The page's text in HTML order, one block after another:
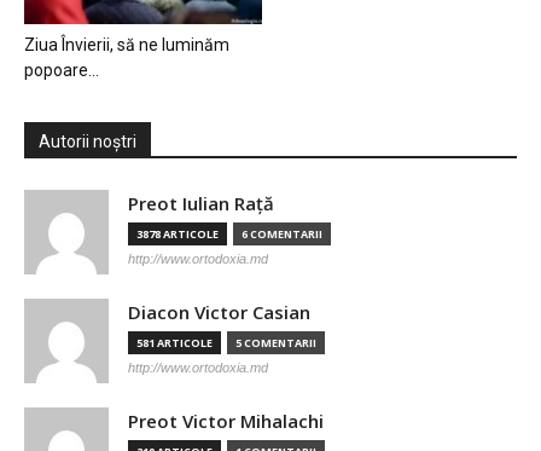
Ziua Învierii, să ne luminăm
popoare…
Autorii noștri
Preot Iulian Raţă
3878 ARTICOLE 6 COMENTARII
http://www.ortodoxia.md
Diacon Victor Casian
581 ARTICOLE 5 COMENTARII
http://www.ortodoxia.md
Preot Victor Mihalachi